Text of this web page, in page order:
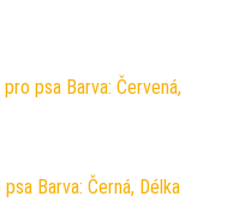
psa Barva: Červená,
Barva: Černá, Délka